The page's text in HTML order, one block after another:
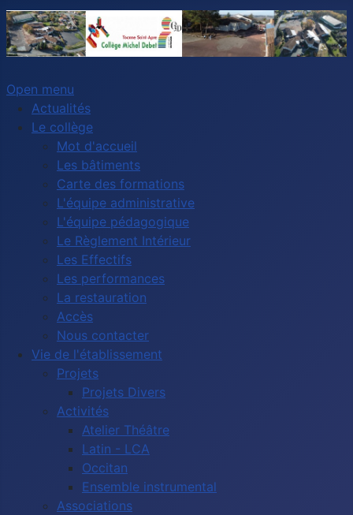
Open menu
Actualités
Le collège
Mot d'accueil
Les bâtiments
Carte des formations
L'équipe administrative
L'équipe pédagogique
Le Règlement Intérieur
Les Effectifs
Les performances
La restauration
Accès
Nous contacter
Vie de l'établissement
Projets
Projets Divers
Activités
Atelier Théâtre
Latin - LCA
Occitan
Ensemble instrumental
Associations